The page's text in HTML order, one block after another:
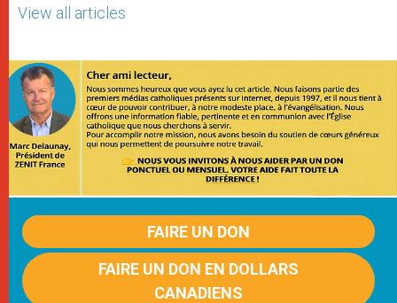
View all articles
FAIRE UN DON
FAIRE UN DON EN DOLLARS
CANADIENS